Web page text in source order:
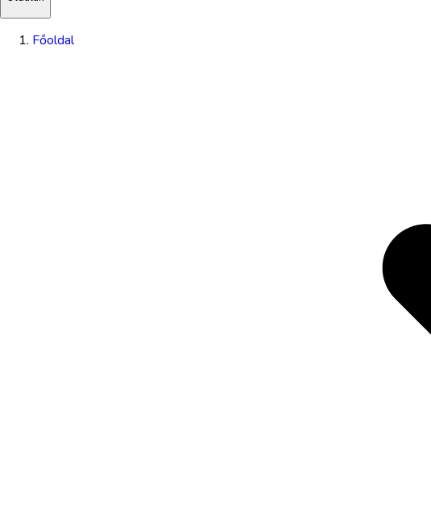
Főoldal